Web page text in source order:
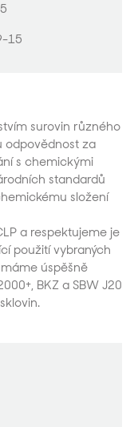
15
surovin různého
odpovědnost za
s chemickými
standardů
složení
a respektujeme je
použití vybraných
úspěšně
BKZ a SBW J20